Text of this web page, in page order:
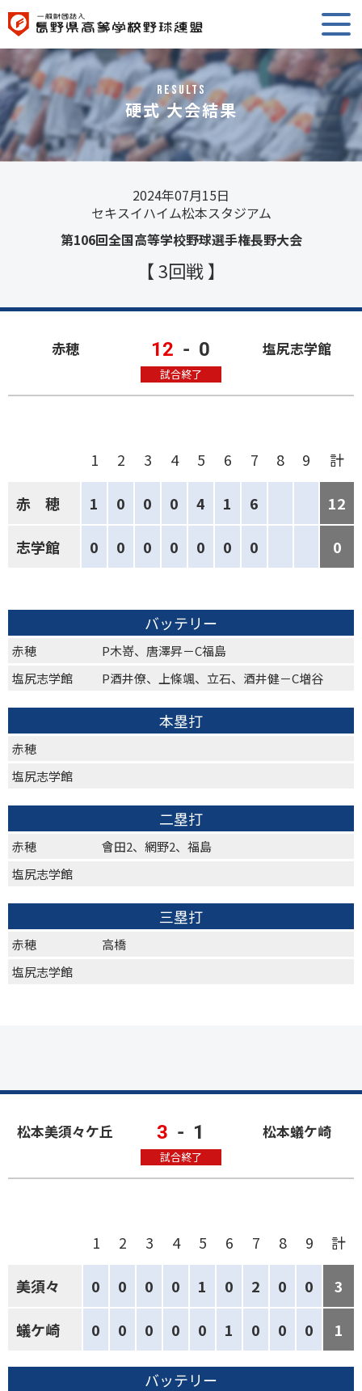
RESULTS
硬式 大会結果
2024年07月15日
セキスイハイム松本スタジアム
第106回全国高等学校野球選手権長野大会
【 3回戦 】
赤穂 12 - 0
試合終了
塩尻志学館
1 2 3 4 5 6 7 8 9 計
赤 穂 1 0 0 0 4 1 6 12
志学館 0 0 0 0 0 0 0 0
バッテリー
赤穂
P木嵜、唐澤昇－C福島
塩尻志学館
P酒井僚、上條颯、立石、酒井健－C増谷
本塁打
赤穂
塩尻志学館
二塁打
赤穂
會田2、網野2、福島
塩尻志学館
三塁打
赤穂
高橋
塩尻志学館
松本美須々ケ丘 3 - 1
試合終了
松本蟻ケ崎
1 2 3 4 5 6 7 8 9 計
美須々 0 0 0 0 1 0 2 0 0 3
蟻ケ崎 0 0 0 0 0 1 0 0 0 1
バッテリー